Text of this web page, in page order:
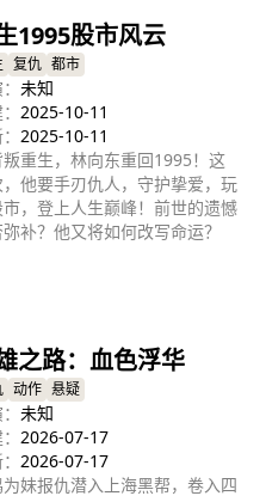
1995股市风云
复仇 都市
未知
2025-10-11
2025-10-11
重生，林向东重回1995！这
他要手刃仇人，守护挚爱，玩
，登上人生巅峰！前世的遗憾
补？他又将如何改写命运？
之路：血色浮华
动作 悬疑
未知
2026-07-17
2026-07-17
妹报仇潜入上海黑帮，卷入四